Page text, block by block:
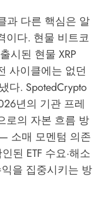
과 다른 핵심은 알
이다. 현물 비트코
시된 현물 XRP
사이클에는 없던
다. SpotedCrypto
년의 기관 프레
로의 자본 흐름 방
소매 모멘텀 의존
된 ETF 수요·해소
을 집중시키는 방